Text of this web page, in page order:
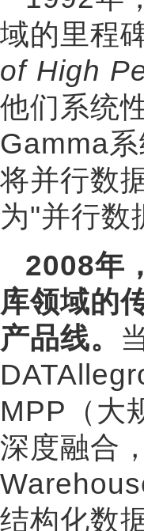
域的里程
of High
他们系统
Gamma
将并行数
为"并行数
2008年
库领域的
产品线。
MPP（大
深度融合
结构化数